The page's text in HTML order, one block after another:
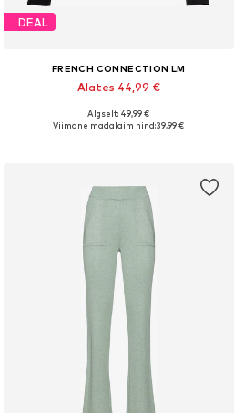
DEAL
FRENCH CONNECTION LM
Alates 44,99 €
Saadaval erinevates suurustes
Algselt: 49,99 €
Viimane madalaim hind:39,99 €